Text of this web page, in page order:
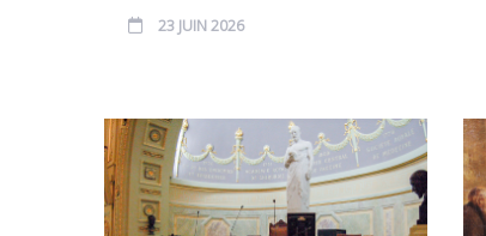
23 JUIN 2026